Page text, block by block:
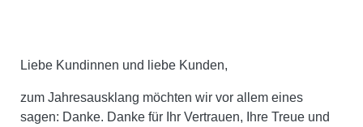
Liebe Kundinnen und liebe Kunden,
zum Jahresausklang möchten wir vor allem eines
sagen: Danke. Danke für Ihr Vertrauen, Ihre Treue und